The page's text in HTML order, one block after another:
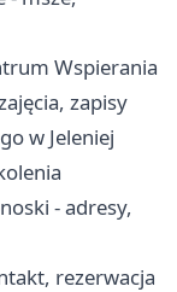
Wspierania
zapisy
w Jeleniej
- adresy,
rezerwacja